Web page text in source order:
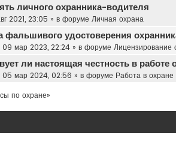
личного охранника-водителя
2021, 23:05 » в форуме Личная охрана
фальшивого удостоверения
09 мар 2023, 22:24 » в форуме Лицензирование
ли настоящая честность в работе
05 мар 2024, 02:56 » в форуме Работа в охране
по охране»